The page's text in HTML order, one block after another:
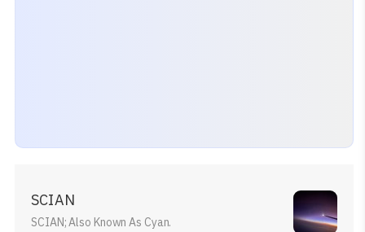
SCIAN
SCIAN; Also Known As Cyan.